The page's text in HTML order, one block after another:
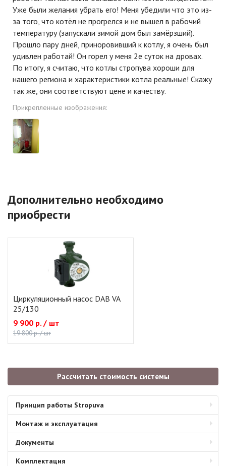
Уже были желания убрать его! Меня убедили что это из-
за того, что котёл не прогрелся и не вышел в рабочий
температуру (запускали зимой дом был замёрзший).
Прошло пару дней, приноровивший к котлу, я очень был
удивлен работай! Он горел у меня 2е суток на дровах.
По итогу, я считаю, что котлы стропува хороши для
нашего региона и характеристики котла реальные! Скажу
так же, они соответствуют цене и качеству.
Прикрепленные изображения:
Дополнительно необходимо
приобрести
Циркуляционный насос DAB VA
25/130
9 900 р. / шт
19 800 р. / шт
Рассчитать стоимость системы
Принцип работы Stropuva
Монтаж и эксплуатация
Документы
Комплектация